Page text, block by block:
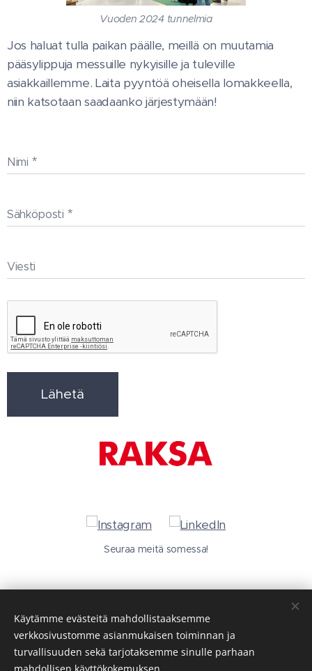
Vuoden 2024 tunnelmia
Jos haluat tulla paikan päälle, meillä on muutamia
pääsylippuja messuille nykyisille ja tuleville
asiakkaillemme. Laita pyyntöä oheisella lomakkeella,
niin katsotaan saadaanko järjestymään!
Nimi
Sähköposti
Viesti
Lähetä
Seuraa meitä somessa!
Käytämme evästeitä mahdollistaaksemme
verkkosivustomme asianmukaisen toiminnan ja
turvallisuuden sekä tarjotaksemme sinulle parhaan